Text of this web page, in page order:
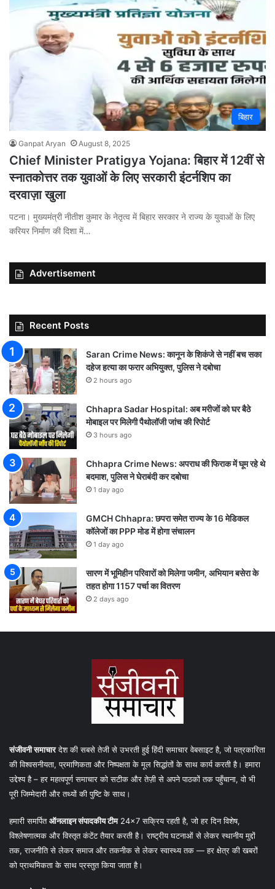
बिहार
Ganpat Aryan August 8, 2025
Chief Minister Pratigya Yojana: बिहार में 12वीं से
स्नातकोत्तर तक युवाओं के लिए सरकारी इंटर्नशिप का
दरवाज़ा खुला
पटना। मुख्यमंत्री नीतीश कुमार के नेतृत्व में बिहार सरकार ने राज्य के युवाओं के लिए
करियर निर्माण की दिशा में…
Advertisement
Recent Posts
Saran Crime News: कानून के शिकंजे से नहीं बच सका
दहेज हत्या का फरार अभियुक्त, पुलिस ने दबोचा
2 hours ago
Chhapra Sadar Hospital: अब मरीजों को घर बैठे
मोबाइल पर मिलेगी पैथोलॉजी जांच की रिपोर्ट
3 hours ago
Chhapra Crime News: अपराध की फिराक में घूम रहे थे
बदमाश, पुलिस ने घेराबंदी कर दबोचा
1 day ago
GMCH Chhapra: छपरा समेत राज्य के 16 मेडिकल
कॉलेजों का PPP मोड में होगा संचालन
1 day ago
सारण में भूमिहीन परिवारों को मिलेगा जमीन, अभियान बसेरा के
तहत होगा 1157 पर्चा का वितरण
2 days ago
संजीवनी समाचारदेश की सबसे तेजी से उभरती हुई हिंदी समाचार वेबसाइट है, जो पत्रकारिता
की विश्वसनीयता, प्रमाणिकता और निष्पक्षता के मूल सिद्धांतों के साथ कार्य करती है। हमारा
उद्देश्य है – हर महत्वपूर्ण समाचार को सटीक और तेज़ी से अपने पाठकों तक पहुँचाना, वो भी
पूरी जिम्मेदारी और तथ्यों की पुष्टि के साथ।
हमारी समर्पितऑनलाइन संपादकीय टीम24×7 सक्रिय रहती है, जो हर दिन विशेष,
विश्लेषणात्मक और विस्तृत कंटेंट तैयार करती है। राष्ट्रीय घटनाओं से लेकर स्थानीय मुद्दों
तक, राजनीति से लेकर समाज और तकनीक से लेकर स्वास्थ्य तक — हर क्षेत्र की खबरों
को प्राथमिकता के साथ प्रस्तुत किया जाता है।